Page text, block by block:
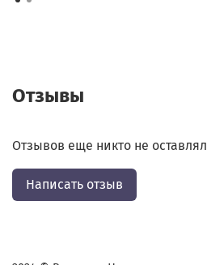
Отзывы
Отзывов еще никто не оставлял
Написать отзыв